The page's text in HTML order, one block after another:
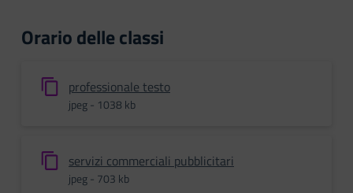
Orario delle classi
professionale testo
jpeg - 1038 kb
servizi commerciali pubblicitari
jpeg - 703 kb